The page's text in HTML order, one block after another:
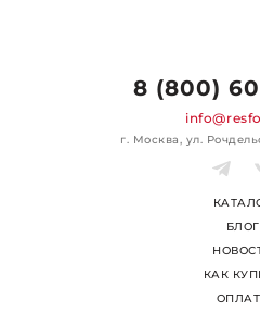
БЛОГ
КАК
8 (800)
г. Москва, ул.